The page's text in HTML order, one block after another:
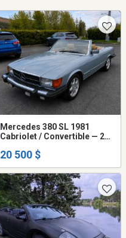
Mercedes 380 SL 1981
Cabriolet / Convertible — 2
20 500 $